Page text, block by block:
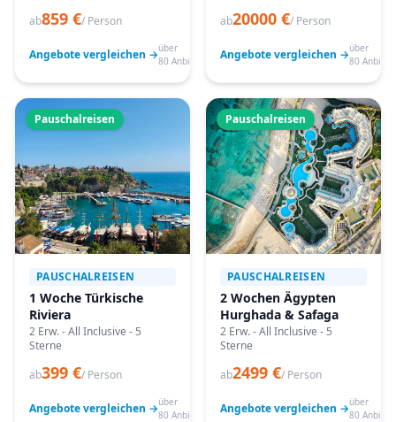
ab859 €/ Person
Angebote vergleichen →über
80 Anbieter
ab20000 €/ Person
Angebote vergleichen →über
80
Pauschalreisen
PAUSCHALREISEN
1 Woche Türkische
Riviera
2 Erw. - All Inclusive - 5
Sterne
ab399 €/ Person
Angebote vergleichen →über
80 Anbieter
Pauschalreisen
PAUSCHALREISEN
2 Wochen Ägypten
Hurghada & Safaga
2 Erw. - All Inclusive - 5
Sterne
ab2499 €/ Person
Angebote vergleichen →über
80